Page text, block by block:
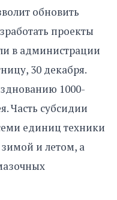
обновить
проекты
в администрации
30 декабря.
1000-
Часть субсидии
единиц техники
и летом, а